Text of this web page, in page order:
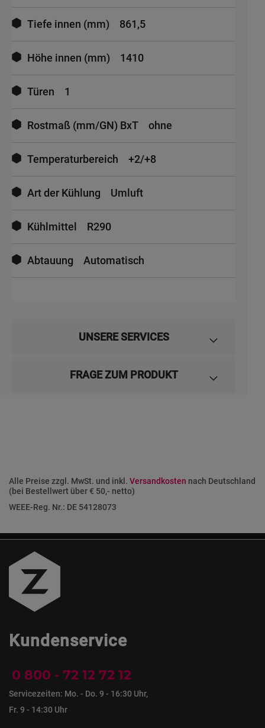
Tiefe innen (mm) 861,5
Höhe innen (mm) 1410
Türen 1
Rostmaß (mm/GN) BxT ohne
Temperaturbereich +2/+8
Art der Kühlung Umluft
Kühlmittel R290
Abtauung Automatisch
UNSERE SERVICES
FRAGE ZUM PRODUKT
Alle Preise zzgl. MwSt. und inkl. Versandkosten nach Deutschland
(bei Bestellwert über € 50,- netto)
WEEE-Reg. Nr.: DE 54128073
Kundenservice
0 800 - 72 12 72 12
Servicezeiten: Mo. - Do. 9 - 16:30 Uhr,
Fr. 9 - 14:30 Uhr